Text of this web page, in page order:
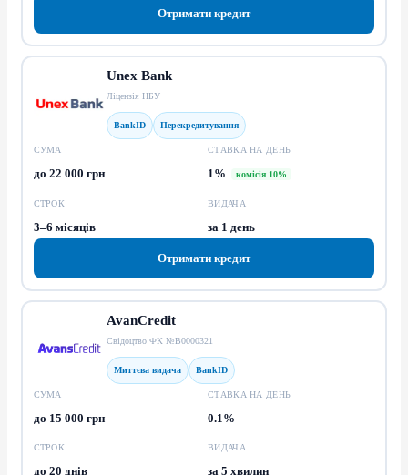
Отримати кредит
Unex Bank
Ліцензія НБУ
BankID Перекредитування
СУМА
до 22 000 грн
СТАВКА НА ДЕНЬ
1% комісія 10%
СТРОК
3–6 місяців
ВИДАЧА
за 1 день
Отримати кредит
AvanCredit
Свідоцтво ФК №В0000321
Миттєва видача BankID
СУМА
до 15 000 грн
СТАВКА НА ДЕНЬ
0.1%
СТРОК
до 20 днів
ВИДАЧА
за 5 хвилин